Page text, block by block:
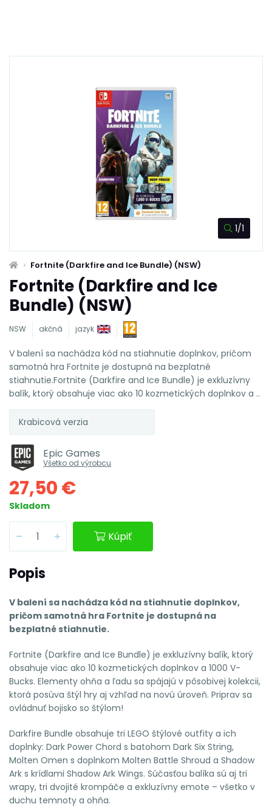
1/1
Fortnite (Darkfire and Ice Bundle) (NSW)
Fortnite (Darkfire and Ice
Bundle) (NSW)
NSW akčná jazyk
V balení sa nachádza kód na stiahnutie doplnkov, pričom
samotná hra Fortnite je dostupná na bezplatné
stiahnutie.Fortnite (Darkfire and Ice Bundle) je exkluzívny
balík, ktorý obsahuje viac ako 10 kozmetických doplnkov a ..
Krabicová verzia
Epic Games
Všetko od výrobcu
27,50 €
Skladom
Kúpiť
Popis
V balení sa nachádza kód na stiahnutie doplnkov,
pričom samotná hra Fortnite je dostupná na
bezplatné stiahnutie.
Fortnite (Darkfire and Ice Bundle) je exkluzívny balík, ktorý
obsahuje viac ako 10 kozmetických doplnkov a 1000 V-
Bucks. Elementy ohňa a ľadu sa spájajú v pôsobivej kolekcii,
ktorá posúva štýl hry aj vzhľad na novú úroveň. Priprav sa
ovládnuť bojisko so štýlom!
Darkfire Bundle obsahuje tri LEGO štýlové outfity a ich
doplnky: Dark Power Chord s batohom Dark Six String,
Molten Omen s doplnkom Molten Battle Shroud a Shadow
Ark s krídlami Shadow Ark Wings. Súčasťou balíka sú aj tri
wrapy, tri dvojité krompáče a exkluzívny emote – všetko v
duchu temnoty a ohňa.